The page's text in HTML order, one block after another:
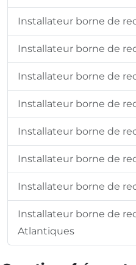
Installateur borne de
Installateur borne de
Installateur borne de
Installateur borne de
Installateur borne de
Installateur borne de
Installateur borne de
Installateur borne de
Atlantiques